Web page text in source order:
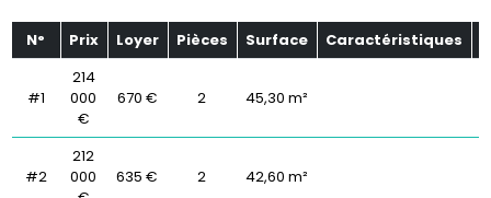
N° Prix Loyer Pièces Surface Caractéristiques
#1
214
000
€
670 € 2 45,30 m²
#2
212
000
635 € 2 42,60 m²